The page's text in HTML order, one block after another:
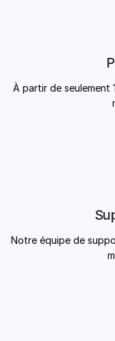
À partir de seulement
Notre équipe de